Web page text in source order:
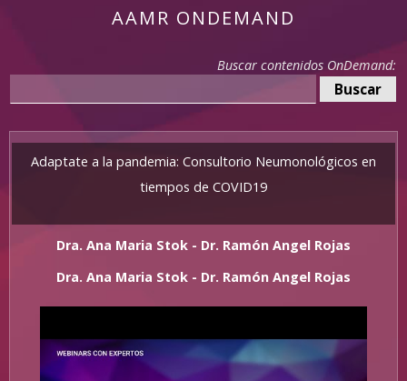
AAMR ONDEMAND
Buscar contenidos OnDemand:
Adaptate a la pandemia: Consultorio Neumonológicos en
tiempos de COVID19
Dra. Ana Maria Stok - Dr. Ramón Angel Rojas
Dra. Ana Maria Stok - Dr. Ramón Angel Rojas